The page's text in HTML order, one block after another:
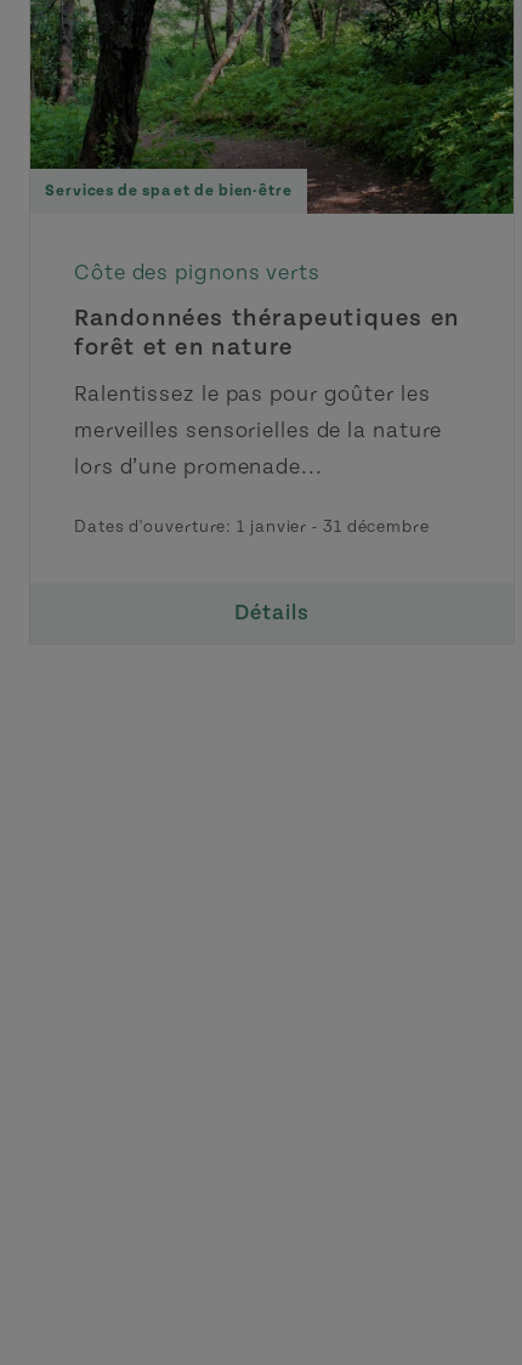
Services de spa et de bien-être
Côte des pignons verts
Randonnées thérapeutiques en
forêt et en nature
Ralentissez le pas pour goûter les
merveilles sensorielles de la nature
lors d’une promenade...
Dates d'ouverture:1 janvier - 31 décembre
Détails